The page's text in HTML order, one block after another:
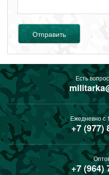
Отправить
Есть
Ежедневно с
+7 (977)
+7 (964)